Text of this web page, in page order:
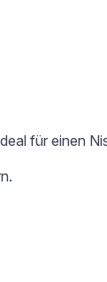
für einen